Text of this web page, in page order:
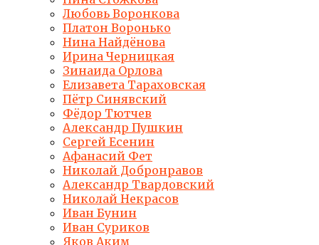
Любовь Воронкова
Платон Воронько
Нина Найдёнова
Ирина Черницкая
Зинаида Орлова
Елизавета Тараховская
Пётр Синявский
Фёдор Тютчев
Александр Пушкин
Сергей Есенин
Афанасий Фет
Николай Добронравов
Александр Твардовский
Николай Некрасов
Иван Бунин
Иван Суриков
Яков Аким